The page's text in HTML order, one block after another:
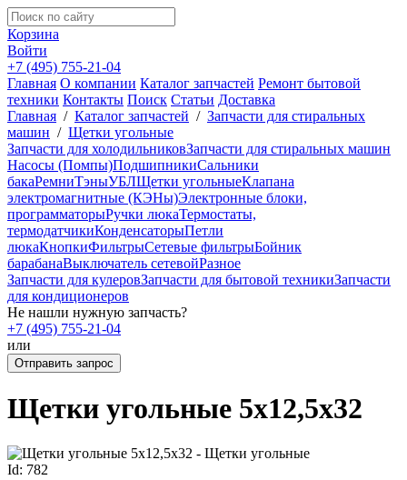
Корзина
Войти
+7 (495) 755-21-04
Главная О компании Каталог запчастей Ремонт бытовой
техники Контакты Поиск Статьи Доставка
Главная / Каталог запчастей / Запчасти для стиральных
машин / Щетки угольные
Запчасти для холодильниковЗапчасти для стиральных машин
Насосы (Помпы)ПодшипникиСальники
бакаРемниТэныУБЛЩетки угольныеКлапана
электромагнитные (КЭНы)Электронные блоки,
программаторыРучки люкаТермостаты,
термодатчикиКонденсаторыПетли
люкаКнопкиФильтрыСетевые фильтрыБойник
барабанаВыключатель сетевойРазное
Запчасти для кулеровЗапчасти для бытовой техникиЗапчасти
для кондиционеров
Не нашли нужную запчасть?
+7 (495) 755-21-04
или
Отправить запрос
Щетки угольные 5х12,5х32
Id: 782